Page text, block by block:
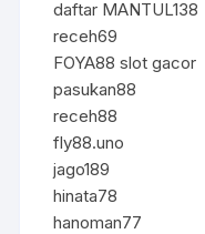
daftar MANTUL138
receh69
FOYA88 slot gacor
pasukan88
receh88
fly88.uno
jago189
hinata78
hanoman77